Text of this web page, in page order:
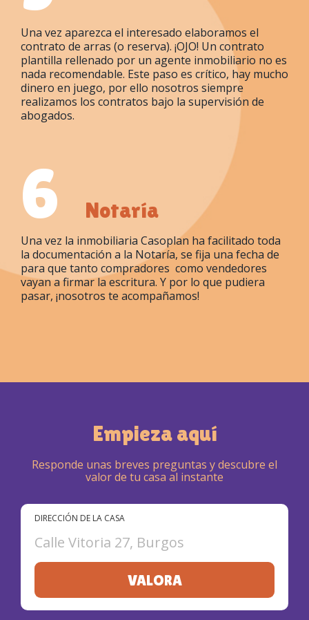
Una vez aparezca el interesado elaboramos el
contrato de arras (o reserva). ¡OJO! Un contrato
plantilla rellenado por un agente inmobiliario no es
nada recomendable. Este paso es crítico, hay mucho
dinero en juego, por ello nosotros siempre
realizamos los contratos bajo la supervisión de
abogados.
6 Notaría
Una vez la inmobiliaria Casoplan ha facilitado toda
la documentación a la Notaría, se fija una fecha de
para que tanto compradores como vendedores
vayan a firmar la escritura. Y por lo que pudiera
pasar, ¡nosotros te acompañamos!
Empieza aquí
Responde unas breves preguntas y descubre el
valor de tu casa al instante
DIRECCIÓN DE LA CASA
Calle Vitoria 27, Burgos
VALORA